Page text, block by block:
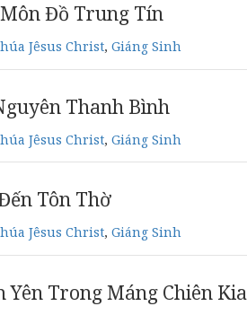
Đồ Trung Tín
Jêsus Christ, Giáng Sinh
Thanh Bình
Jêsus Christ, Giáng Sinh
Tôn Thờ
Jêsus Christ, Giáng Sinh
Yên Trong Máng Chiên Kia